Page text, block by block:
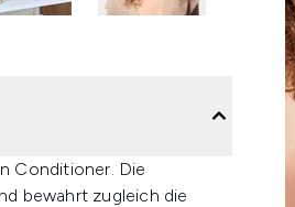
Conditioner. Die
bewahrt zugleich die